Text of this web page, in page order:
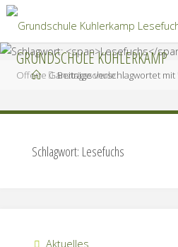
Zum
Inhalt
springen
GRUNDSCHULE KUHLERKAMP
Offene Ganztagsschule
StartBeiträge verschlagwortet
Schlagwort: Lesefuchs
Aktuelles